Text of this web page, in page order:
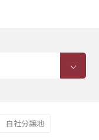
自社分譲地